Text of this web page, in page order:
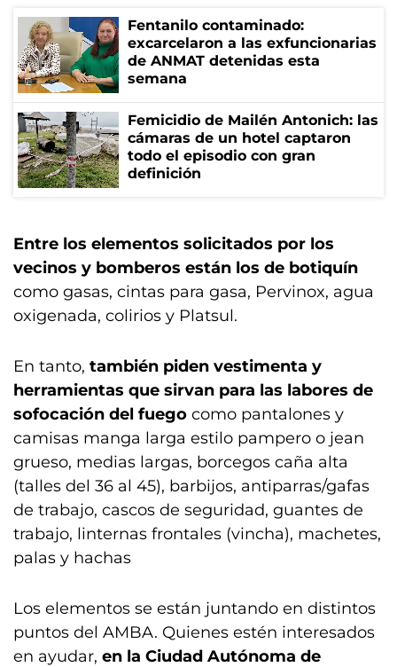
Fentanilo contaminado:
excarcelaron a las exfuncionarias
de ANMAT detenidas esta
semana
Femicidio de Mailén Antonich: las
cámaras de un hotel captaron
todo el episodio con gran
definición
Entre los elementos solicitados por los
vecinos y bomberos están los de botiquín
como gasas, cintas para gasa, Pervinox, agua
oxigenada, colirios y Platsul.
En tanto, también piden vestimenta y
herramientas que sirvan para las labores de
sofocación del fuego como pantalones y
camisas manga larga estilo pampero o jean
grueso, medias largas, borcegos caña alta
(talles del 36 al 45), barbijos, antiparras/gafas
de trabajo, cascos de seguridad, guantes de
trabajo, linternas frontales (vincha), machetes,
palas y hachas
Los elementos se están juntando en distintos
puntos del AMBA. Quienes estén interesados
en ayudar, en la Ciudad Autónoma de